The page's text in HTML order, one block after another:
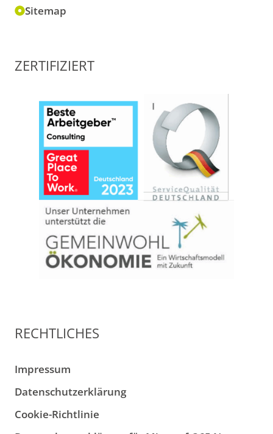
Sitemap
ZERTIFIZIERT
RECHTLICHES
Impressum
Datenschutzerklärung
Cookie-Richtlinie